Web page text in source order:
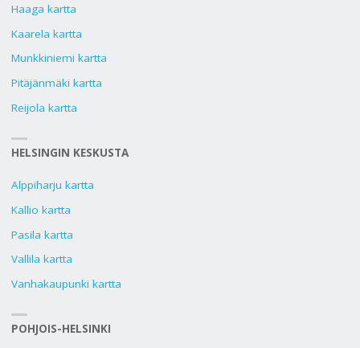
Haaga kartta
Kaarela kartta
Munkkiniemi kartta
Pitäjänmäki kartta
Reijola kartta
HELSINGIN KESKUSTA
Alppiharju kartta
Kallio kartta
Pasila kartta
Vallila kartta
Vanhakaupunki kartta
POHJOIS-HELSINKI